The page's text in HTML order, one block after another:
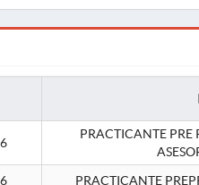
PRACTICANTE
PRACTICANTE